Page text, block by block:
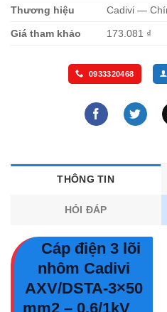
Thương hiệu Cadivi —
Giá tham khảo 173.081 ₫
0933320468
THÔNG TIN
HỎI ĐÁP
Cáp điện 3 lõi
nhôm Cadivi
AXV/DSTA-3×50
mm2 – 0.6/1kV